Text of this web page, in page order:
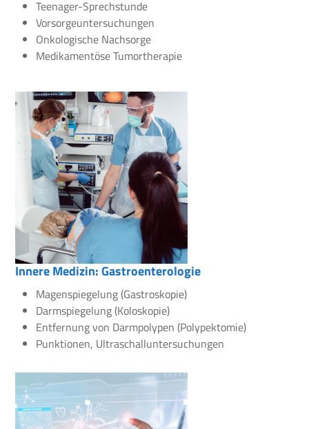
Teenager-Sprechstunde
Vorsorgeuntersuchungen
Onkologische Nachsorge
Medikamentöse Tumortherapie
Innere Medizin: Gastroenterologie
Magenspiegelung (Gastroskopie)
Darmspiegelung (Koloskopie)
Entfernung von Darmpolypen (Polypektomie)
Punktionen, Ultraschalluntersuchungen